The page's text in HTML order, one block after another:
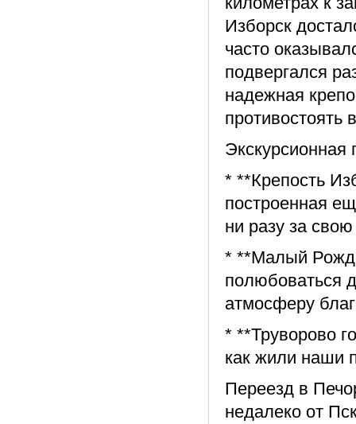
Изборск
часто
подвергался
надежная
противостоять
Экскурсионная
* **Крепость
построенная
ни разу за
* **Малый
полюбоваться
атмосферу
* **Труворово
как жили наши
Переезд в
недалеко от